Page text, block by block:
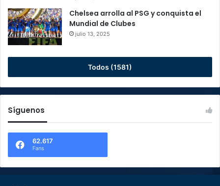
Chelsea arrolla al PSG y conquista el
Mundial de Clubes
julio 13, 2025
Todos (1581)
Síguenos
62.617
Fans